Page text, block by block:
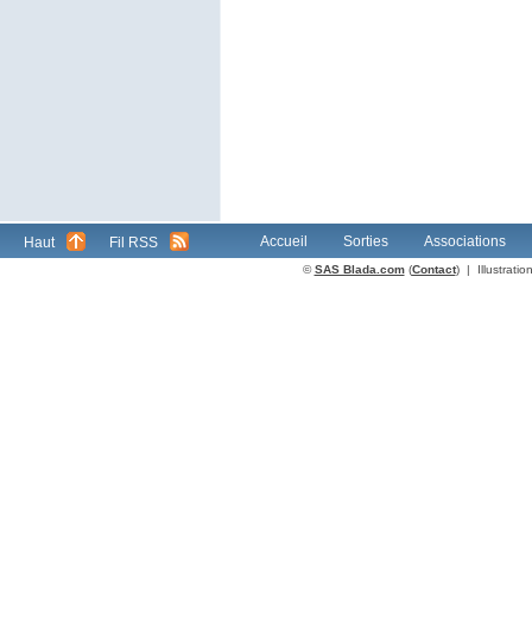
Haut Fil RSS Accueil Sorties Associations
©SAS Blada.com(Contact) |